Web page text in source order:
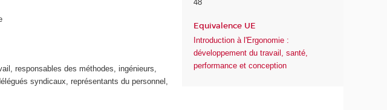
responsables des méthodes, ingénieurs,
syndicaux, représentants du personnel,
48
Equivalence UE
Introduction à l'Ergonomie :
développement du travail, santé,
performance et conception